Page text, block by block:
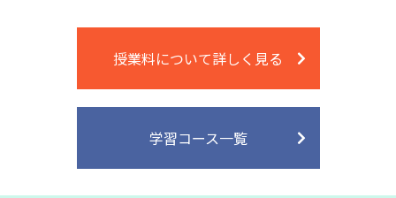
授業料について詳しく見る
学習コース一覧